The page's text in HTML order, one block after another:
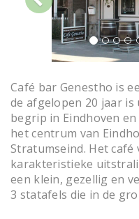
i
Café bar Genestho is
de afgelopen 20 jaar
begrip in Eindhoven
het centrum van
Stratumseind. Het
karakteristieke
een klein, gezellig en
3 statafels die in de